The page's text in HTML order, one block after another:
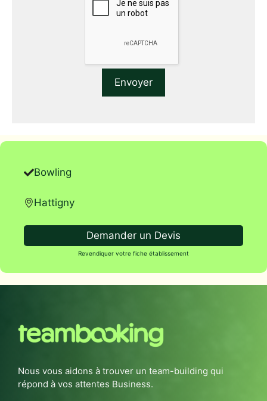
Bowling
Hattigny
Demander un Devis
Revendiquer votre fiche établissement
Nous vous aidons à trouver un team-building qui
répond à vos attentes Business.